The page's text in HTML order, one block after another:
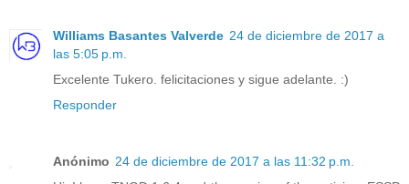
Williams Basantes Valverde 24 de diciembre de 2017 a
las 5:05 p.m.
Excelente Tukero. felicitaciones y sigue adelante. :)
Responder
Anónimo 24 de diciembre de 2017 a las 11:32 p.m.